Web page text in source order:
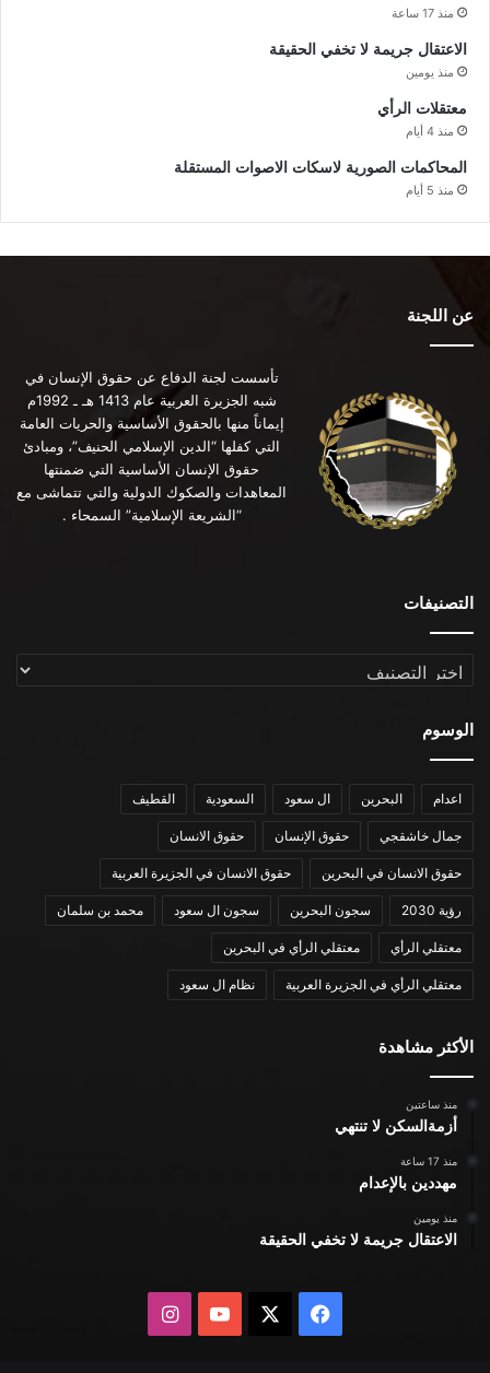
منذ 17 ساعة
الاعتقال جريمة لا تخفي الحقيقة
منذ يومين
معتقلات الرأي
منذ 4 أيام
المحاكمات الصورية لاسكات الاصوات المستقلة
منذ 5 أيام
عن اللجنة
تأسست لجنة الدفاع عن حقوق الإنسان في
شبه الجزيرة العربية عام 1413 هـ ـ 1992م
إيماناً منها بالحقوق الأساسية والحريات العامة
التي كفلها “الدين الإسلامي الحنيف”، ومبادئ
حقوق الإنسان الأساسية التي ضمنتها
المعاهدات والصكوك الدولية والتي تتماشى مع
“الشريعة الإسلامية” السمحاء .
التصنيفات
التصنيفات
الوسوم
اعدام البحرين ال سعود السعودية القطيف
جمال خاشقجي حقوق الإنسان حقوق الانسان
حقوق الانسان في البحرين حقوق الانسان في الجزيرة العربية
رؤية 2030 سجون البحرين سجون ال سعود محمد بن سلمان
معتقلي الرأي معتقلي الرأي في البحرين
معتقلي الرأي في الجزيرة العربية نظام ال سعود
الأكثر مشاهدة
منذ ساعتين
أزمةالسكن لا تنتهي
منذ 17 ساعة
مهددين بالإعدام
منذ يومين
الاعتقال جريمة لا تخفي الحقيقة
فيسبوك يوتيوبانستقرام